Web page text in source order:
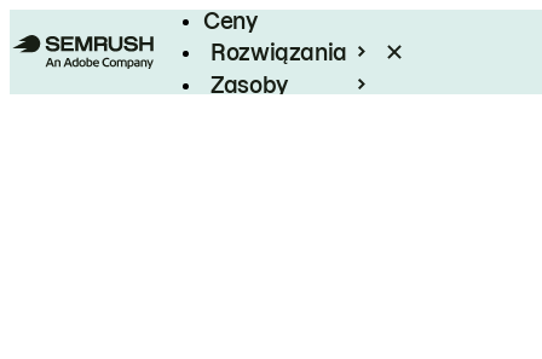
Ceny
Rozwiązania
Zasoby